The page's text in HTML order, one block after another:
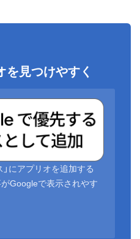
見つけやすく
にアプリオを追加する
Googleで表示されやす